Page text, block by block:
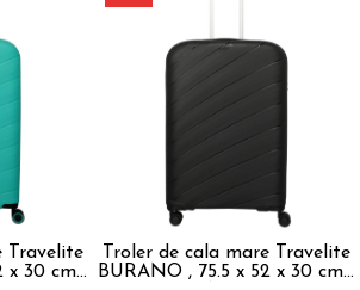
Travelite
x 30 cm -
Troler de cala mare Travelite
BURANO , 75.5 x 52 x 30 cm -